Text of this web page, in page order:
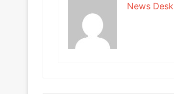
News Desk